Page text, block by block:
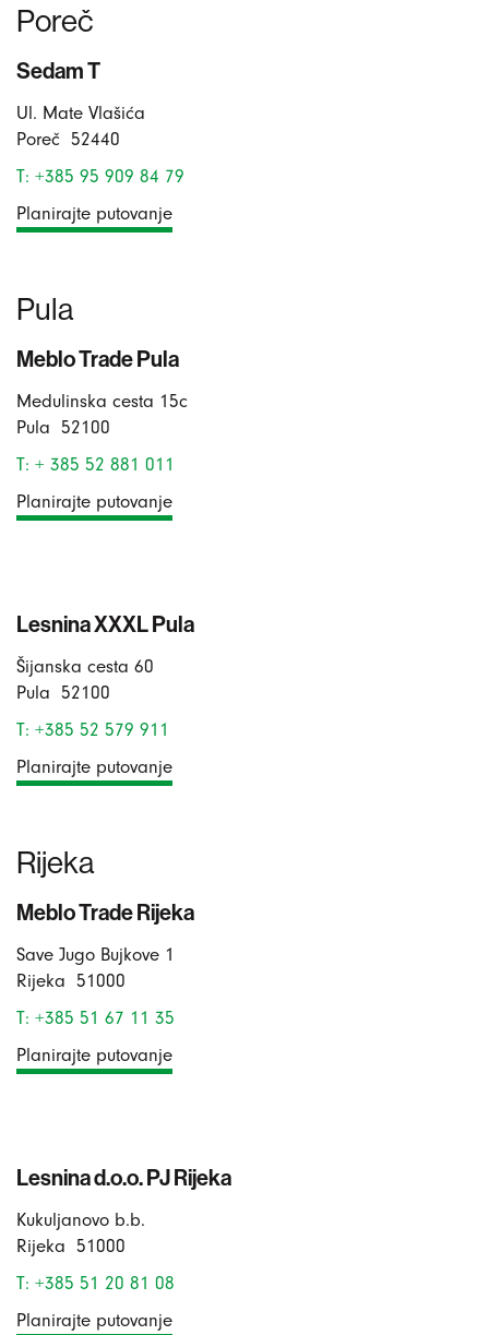
Poreč
Sedam T
Ul. Mate Vlašića
Poreč 52440
T: +385 95 909 84 79
Planirajte putovanje
Pula
Meblo Trade Pula
Medulinska cesta 15c
Pula 52100
T: + 385 52 881 011
Planirajte putovanje
Lesnina XXXL Pula
Šijanska cesta 60
Pula 52100
T: +385 52 579 911
Planirajte putovanje
Rijeka
Meblo Trade Rijeka
Save Jugo Bujkove 1
Rijeka 51000
T: +385 51 67 11 35
Planirajte putovanje
Lesnina d.o.o. PJ Rijeka
Kukuljanovo b.b.
Rijeka 51000
T: +385 51 20 81 08
Planirajte putovanje